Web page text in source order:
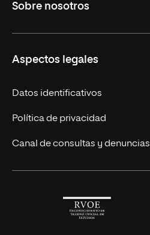
Licenciaturas en línea
Másteres Europeos
Cursos Europeos
Títulos Americanos
Alianza Newman
Sobre nosotros
Nuestros alumnos
Únete a nosotros
Actualidad
Solicita información
Aspectos legales
Datos identificativos
Política de privacidad
Canal de consultas y denuncias